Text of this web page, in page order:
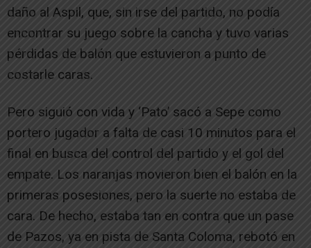
daño al Aspil, que, sin irse del partido, no podía
encontrar su juego sobre la cancha y tuvo varias
pérdidas de balón que estuvieron a punto de
costarle caras.
Pero siguió con vida y ‘Pato’ sacó a Sepe como
portero jugador a falta de casi 10 minutos para el
final en busca del control del partido y el gol del
empate. Los naranjas movieron bien el balón en la
primeras posesiones, pero la suerte no estaba de
cara. De hecho, estaba tan en contra que un pase
de Pazos, ya en pista de Santa Coloma, rebotó en